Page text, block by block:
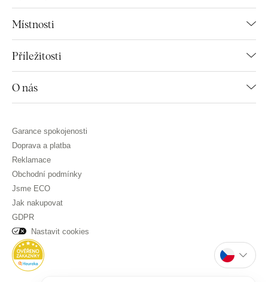
Místnosti
Příležitosti
O nás
Garance spokojenosti
Doprava a platba
Reklamace
Obchodní podmínky
Jsme ECO
Jak nakupovat
GDPR
Nastavit cookies